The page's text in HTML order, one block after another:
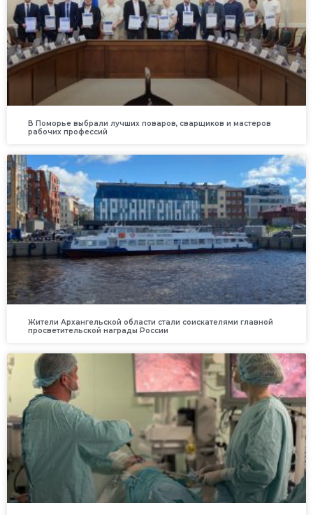
В Поморье выбрали лучших поваров, сварщиков и мастеров
рабочих профессий
Жители Архангельской области стали соискателями главной
просветительской награды России